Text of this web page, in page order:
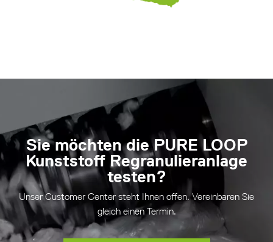
Sie möchten die PURE LOOP
Kunststoff Regranulieranlage
testen?
Unser Customer Center steht Ihnen offen. Vereinbaren Sie
gleich einen Termin.